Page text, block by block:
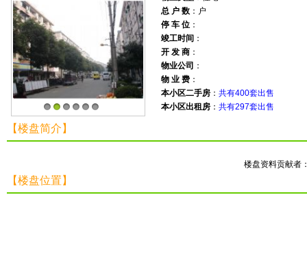
1 2 3 4 5 6
总 户 数 ：户
停 车 位 ：
竣工时间 ：
开 发 商 ：
物业公司 ：
物 业 费 ：
本小区二手房 ： 共有400套出售
本小区出租房 ： 共有297套出售
【楼盘简介】
楼盘资料贡献者
【楼盘位置】